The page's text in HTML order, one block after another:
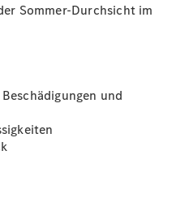
Sommer-Durchsicht im
und